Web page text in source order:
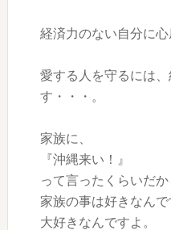
経済力のない自分に心
愛する人を守るには
す・・・。
家族に、
『沖縄来い！』
って言ったくらいだか
家族の事は好きなんで
大好きなんですよ。